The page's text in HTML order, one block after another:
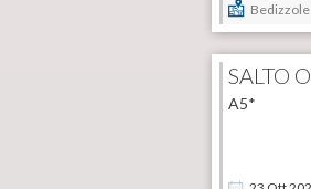
Bedizzole
SALTO
A5*